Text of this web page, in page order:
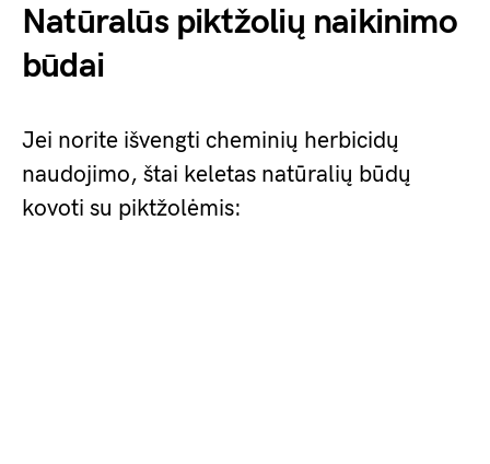
Natūralūs piktžolių naikinimo
būdai
Jei norite išvengti cheminių herbicidų
naudojimo, štai keletas natūralių būdų
kovoti su piktžolėmis: